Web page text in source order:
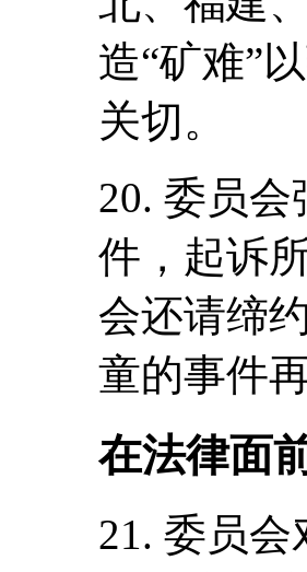
造“矿难”
关切。
20. 委员
件，起诉
会还请缔
童的事件
在法律面
21. 委员